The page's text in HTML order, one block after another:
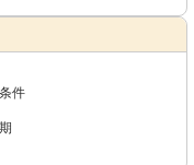
件